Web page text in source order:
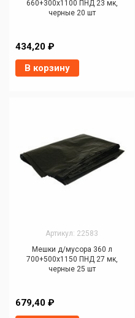
660+300х1100 ПНД 23 мк,
черные 20 шт
434,20 ₽
В корзину
Артикул: 22583
Мешки д/мусора 360 л
700+500х1150 ПНД 27 мк,
черные 25 шт
679,40 ₽